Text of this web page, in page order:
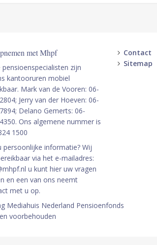
met Mhpf
pensioenspecialisten zijn
kantooruren mobiel
Mark van de Vooren: 06-
Jerry van der Hoeven: 06-
Delano Gemerts: 06-
Ons algemene nummer is
1500
persoonlijke informatie? Wij
via het e-mailadres:
u kunt hier uw vragen
en een van ons neemt
met u op.
Contact
Sitemap
Mediahuis Nederland Pensioenfonds
voorbehouden